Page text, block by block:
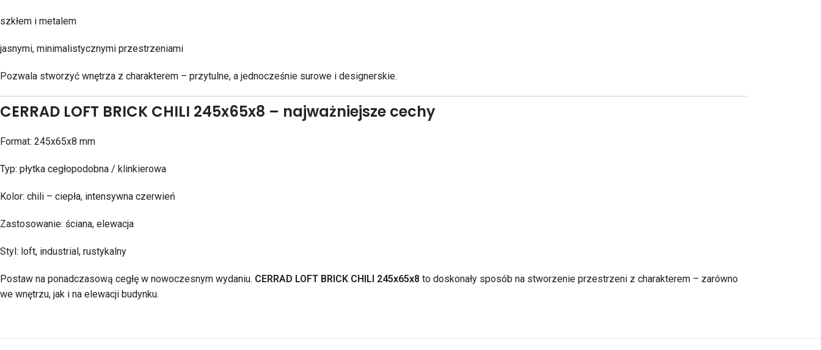
szkłem i metalem
jasnymi, minimalistycznymi przestrzeniami
Pozwala stworzyć wnętrza z charakterem – przytulne, a jednocześnie surowe i designerskie.
CERRAD LOFT BRICK CHILI 245x65x8 – najważniejsze cechy
Format: 245x65x8 mm
Typ: płytka cegłopodobna / klinkierowa
Kolor: chili – ciepła, intensywna czerwień
Zastosowanie: ściana, elewacja
Styl: loft, industrial, rustykalny
Postaw na ponadczasową cegłę w nowoczesnym wydaniu. CERRAD LOFT BRICK CHILI 245x65x8 to doskonały sposób na stworzenie przestrzeni z charakterem – zarówno
we wnętrzu, jak i na elewacji budynku.